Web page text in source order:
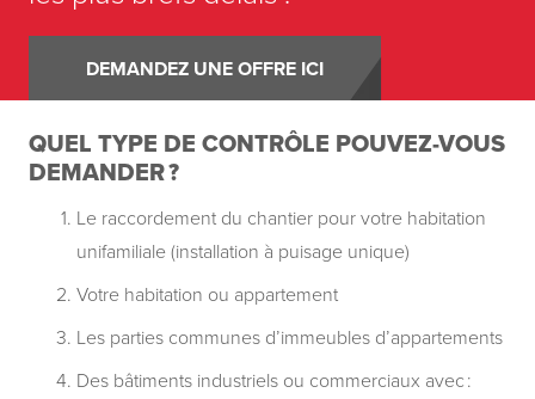
DEMANDEZ UNE OFFRE ICI
QUEL TYPE DE CONTRÔLE POUVEZ-VOUS
DEMANDER ?
Le raccordement du chantier pour votre habitation
unifamiliale (installation à puisage unique)
Votre habitation ou appartement
Les parties communes d’immeubles d’appartements
Des bâtiments industriels ou commerciaux avec :